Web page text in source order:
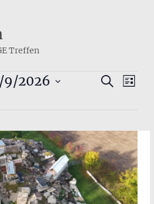
Treffen
SucheListe
9/2026